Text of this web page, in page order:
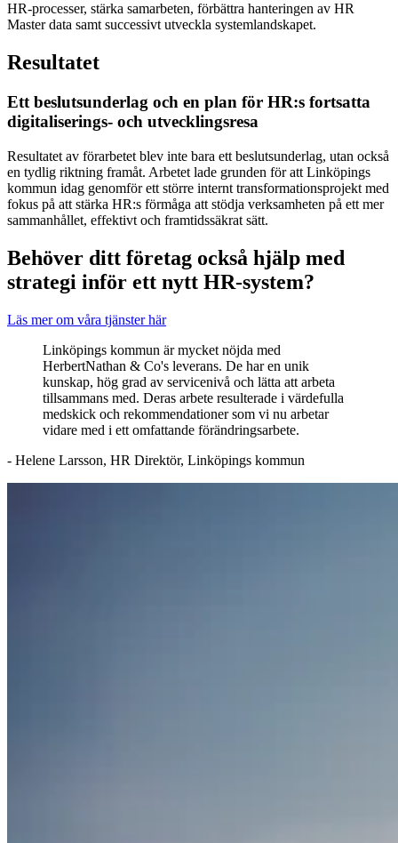
HR‑processer, stärka samarbeten, förbättra hanteringen av HR
Master data samt successivt utveckla systemlandskapet.
Resultatet
Ett beslutsunderlag och en plan för HR:s fortsatta
digitaliserings- och utvecklingsresa
Resultatet av förarbetet blev inte bara ett beslutsunderlag, utan också
en tydlig riktning framåt. Arbetet lade grunden för att Linköpings
kommun idag genomför ett större internt transformationsprojekt med
fokus på att stärka HR:s förmåga att stödja verksamheten på ett mer
sammanhållet, effektivt och framtidssäkrat sätt.
Behöver ditt företag också hjälp med
strategi inför ett nytt HR-system?
Läs mer om våra tjänster här
Linköpings kommun är mycket nöjda med
HerbertNathan & Co's leverans. De har en unik
kunskap, hög grad av servicenivå och lätta att arbeta
tillsammans med. Deras arbete resulterade i värdefulla
medskick och rekommendationer som vi nu arbetar
vidare med i ett omfattande förändringsarbete.
- Helene Larsson, HR Direktör, Linköpings kommun